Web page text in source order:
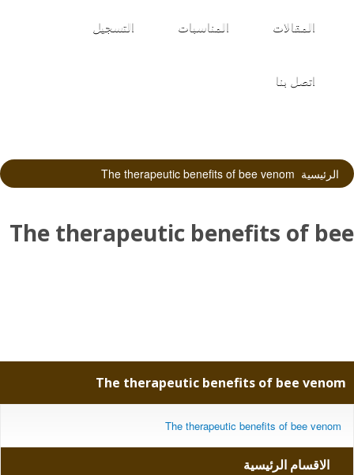
المقالات المناسبات التسجيل
اتصل بنا
الرئيسية
The therapeutic benefits of bee
The therapeutic benefits of bee venom
The therapeutic benefits of bee venom
الاقسام الرئيسية